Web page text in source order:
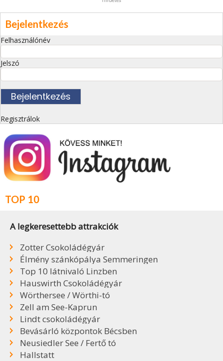
Bejelentkezés
Felhasználónév
Jelszó
Regisztrálok
TOP 10
A legkeresettebb attrakciók
Zotter Csokoládégyár
Élmény szánkópálya Semmeringen
Top 10 látnivaló Linzben
Hauswirth Csokoládégyár
Wörthersee / Wörthi-tó
Zell am See-Kaprun
Lindt csokoládégyár
Bevásárló központok Bécsben
Neusiedler See / Fertő tó
Hallstatt